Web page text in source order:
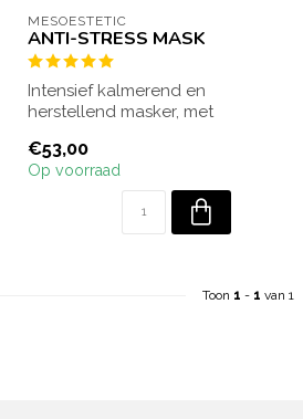
MESOESTETIC
ANTI-STRESS MASK
Intensief kalmerend en
herstellend masker, met
en gevoe...
€53,00
Op voorraad
Toon 1 - 1 van 1